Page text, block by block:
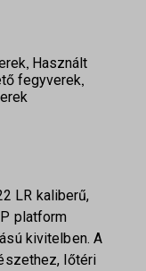
, Használt
fegyverek,
LR kaliberű,
platform
kivitelben. A
lőtéri